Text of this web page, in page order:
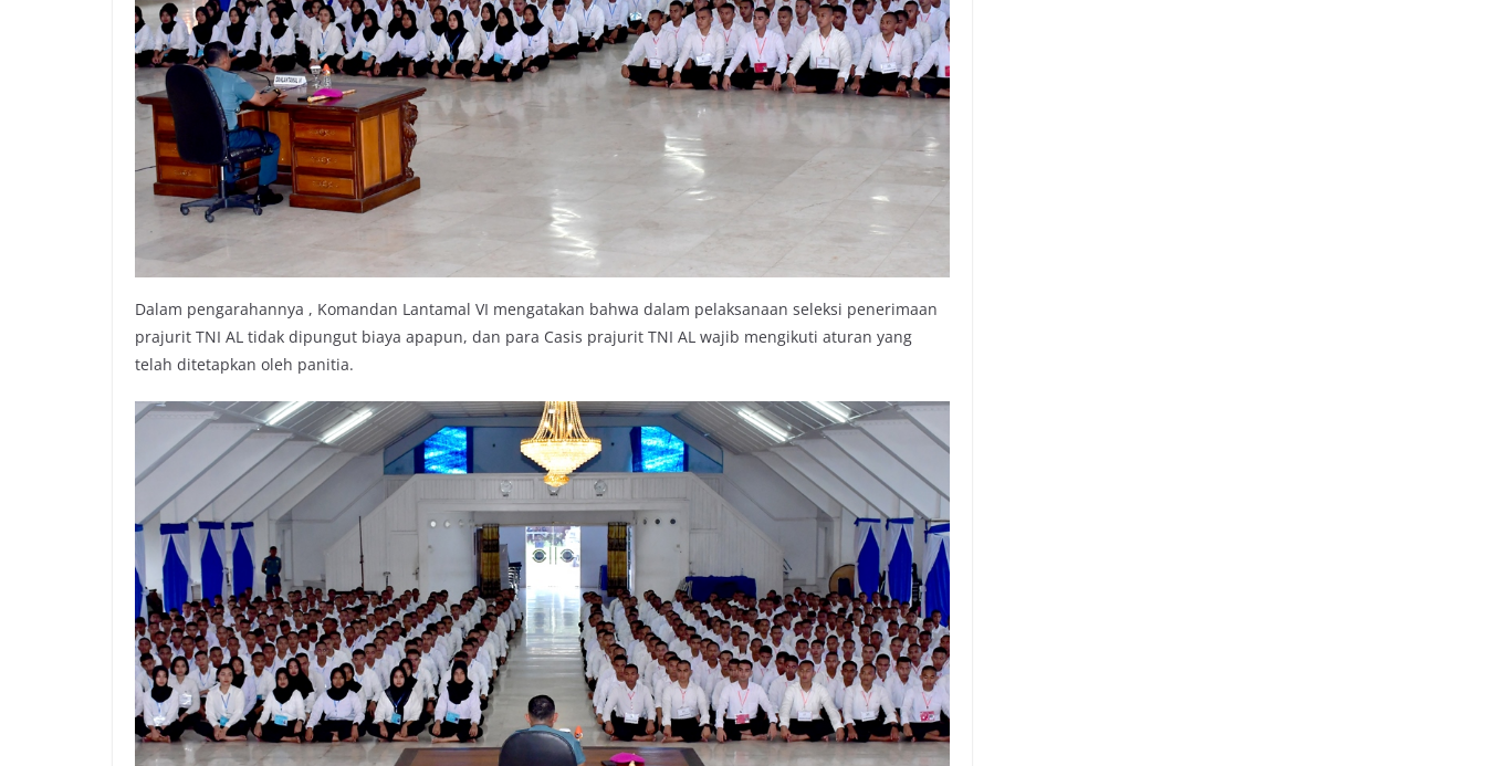
Dalam pengarahannya , Komandan Lantamal VI mengatakan bahwa dalam pelaksanaan seleksi penerimaan
prajurit TNI AL tidak dipungut biaya apapun, dan para Casis prajurit TNI AL wajib mengikuti aturan yang
telah ditetapkan oleh panitia.